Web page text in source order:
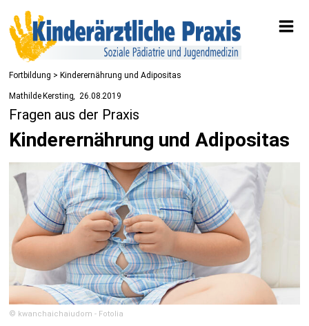
Fortbildung > Kinderernährung und Adipositas
Mathilde Kersting 26.08.2019
Fragen aus der Praxis
Kinderernährung und Adipositas
© kwanchaichaiudom - Fotolia